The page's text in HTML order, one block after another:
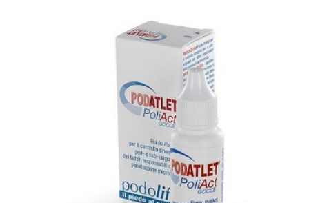
Drenanti e Pancia Piatta: Sconti fino al 55% validi
solo per OGGI!